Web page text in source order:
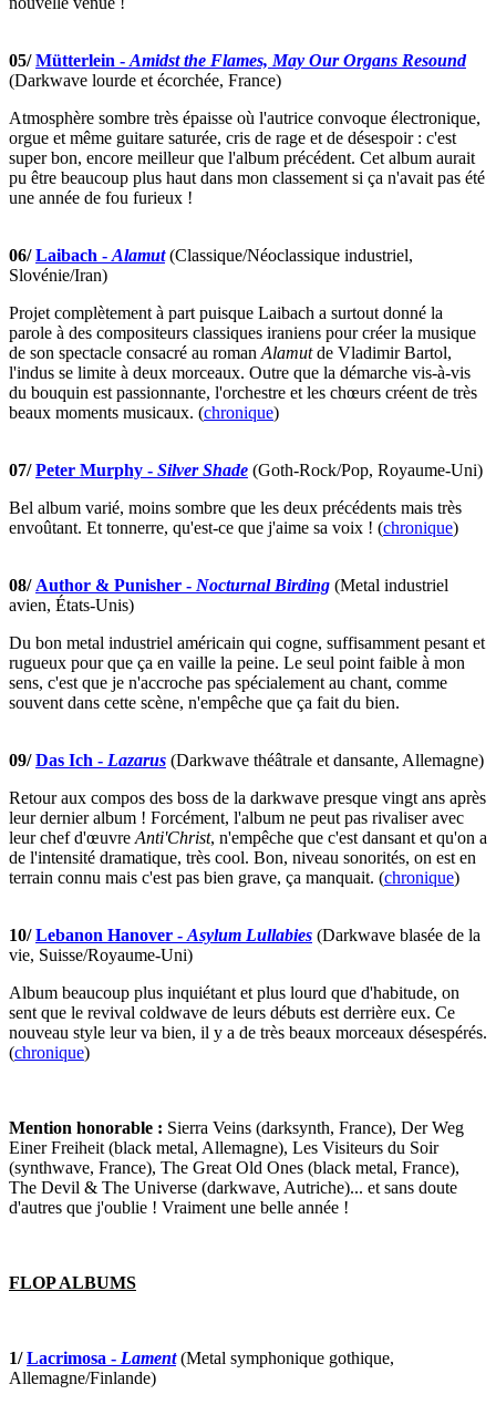
05/ Mütterlein - Amidst the Flames, May Our Organs Resound
(Darkwave lourde et écorchée, France)
Atmosphère sombre très épaisse où l'autrice convoque électronique,
orgue et même guitare saturée, cris de rage et de désespoir : c'est
super bon, encore meilleur que l'album précédent. Cet album aurait
pu être beaucoup plus haut dans mon classement si ça n'avait pas été
une année de fou furieux !
06/ Laibach - Alamut(Classique/Néoclassique industriel,
Slovénie/Iran)
Projet complètement à part puisque Laibach a surtout donné la
parole à des compositeurs classiques iraniens pour créer la musique
de son spectacle consacré au roman Alamutde Vladimir Bartol,
l'indus se limite à deux morceaux. Outre que la démarche vis-à-vis
du bouquin est passionnante, l'orchestre et les chœurs créent de très
beaux moments musicaux. (chronique)
07/ Peter Murphy - Silver Shade (Goth-Rock/Pop, Royaume-Uni)
Bel album varié, moins sombre que les deux précédents mais très
envoûtant. Et tonnerre, qu'est-ce que j'aime sa voix ! (chronique)
08/ Author & Punisher - Nocturnal Birding (Metal industriel
avien, États-Unis)
Du bon metal industriel américain qui cogne, suffisamment pesant et
rugueux pour que ça en vaille la peine. Le seul point faible à mon
sens, c'est que je n'accroche pas spécialement au chant, comme
souvent dans cette scène, n'empêche que ça fait du bien.
09/ Das Ich - Lazarus (Darkwave théâtrale et dansante, Allemagne)
Retour aux compos des boss de la darkwave presque vingt ans après
leur dernier album ! Forcément, l'album ne peut pas rivaliser avec
leur chef d'œuvre Anti'Christ, n'empêche que c'est dansant et qu'on a
de l'intensité dramatique, très cool. Bon, niveau sonorités, on est en
terrain connu mais c'est pas bien grave, ça manquait. (chronique)
10/ Lebanon Hanover - Asylum Lullabies (Darkwave blasée de la
vie, Suisse/Royaume-Uni)
Album beaucoup plus inquiétant et plus lourd que d'habitude, on
sent que le revival coldwave de leurs débuts est derrière eux. Ce
nouveau style leur va bien, il y a de très beaux morceaux désespérés.
(chronique)
Mention honorable : Sierra Veins (darksynth, France), Der Weg
Einer Freiheit (black metal, Allemagne), Les Visiteurs du Soir
(synthwave, France), The Great Old Ones (black metal, France),
The Devil & The Universe (darkwave, Autriche)... et sans doute
d'autres que j'oublie ! Vraiment une belle année !
FLOP ALBUMS
1/Lacrimosa - Lament(Metal symphonique gothique,
Allemagne/Finlande)